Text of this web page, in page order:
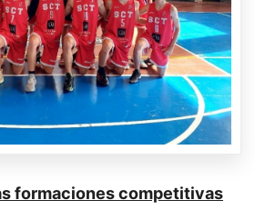
formaciones competitivas